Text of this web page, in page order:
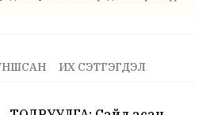
ИХ СЭТГЭГДЭЛ